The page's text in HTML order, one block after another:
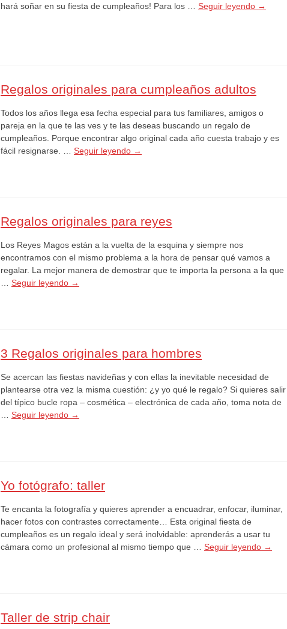
hará soñar en su fiesta de cumpleaños! Para los … Seguir leyendo →
Regalos originales para cumpleaños adultos
Todos los años llega esa fecha especial para tus familiares, amigos o
pareja en la que te las ves y te las deseas buscando un regalo de
cumpleaños. Porque encontrar algo original cada año cuesta trabajo y es
fácil resignarse. … Seguir leyendo →
Regalos originales para reyes
Los Reyes Magos están a la vuelta de la esquina y siempre nos
encontramos con el mismo problema a la hora de pensar qué vamos a
regalar. La mejor manera de demostrar que te importa la persona a la que
Seguir leyendo →
3 Regalos originales para hombres
Se acercan las fiestas navideñas y con ellas la inevitable necesidad de
plantearse otra vez la misma cuestión: ¿y yo qué le regalo? Si quieres salir
del típico bucle ropa – cosmética – electrónica de cada año, toma nota de
Seguir leyendo →
Yo fotógrafo: taller
Te encanta la fotografía y quieres aprender a encuadrar, enfocar, iluminar,
hacer fotos con contrastes correctamente… Esta original fiesta de
cumpleaños es un regalo ideal y será inolvidable: aprenderás a usar tu
cámara como un profesional al mismo tiempo que … Seguir leyendo →
Taller de strip chair